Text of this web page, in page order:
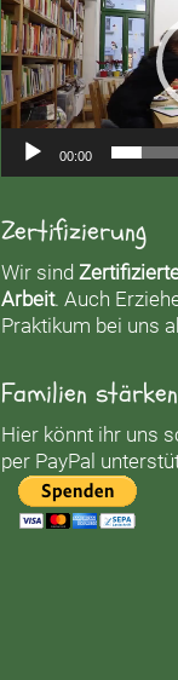
00:00
Zertifizierung
Wir sind
Arbeit. Auch
Praktikum bei uns
Familien stärken
Hier könnt ihr uns
per PayPal